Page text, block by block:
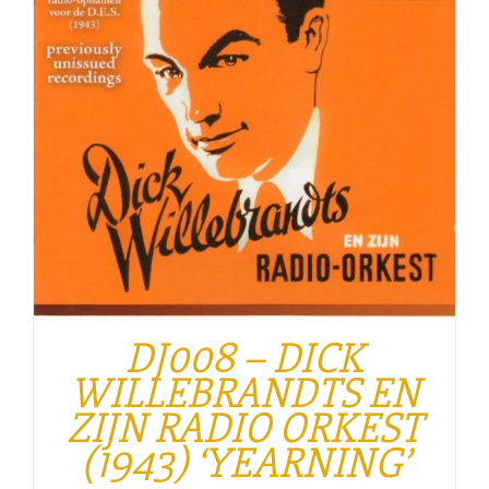
DJ008 – DICK
WILLEBRANDTS EN
ZIJN RADIO ORKEST
(1943) ‘YEARNING’